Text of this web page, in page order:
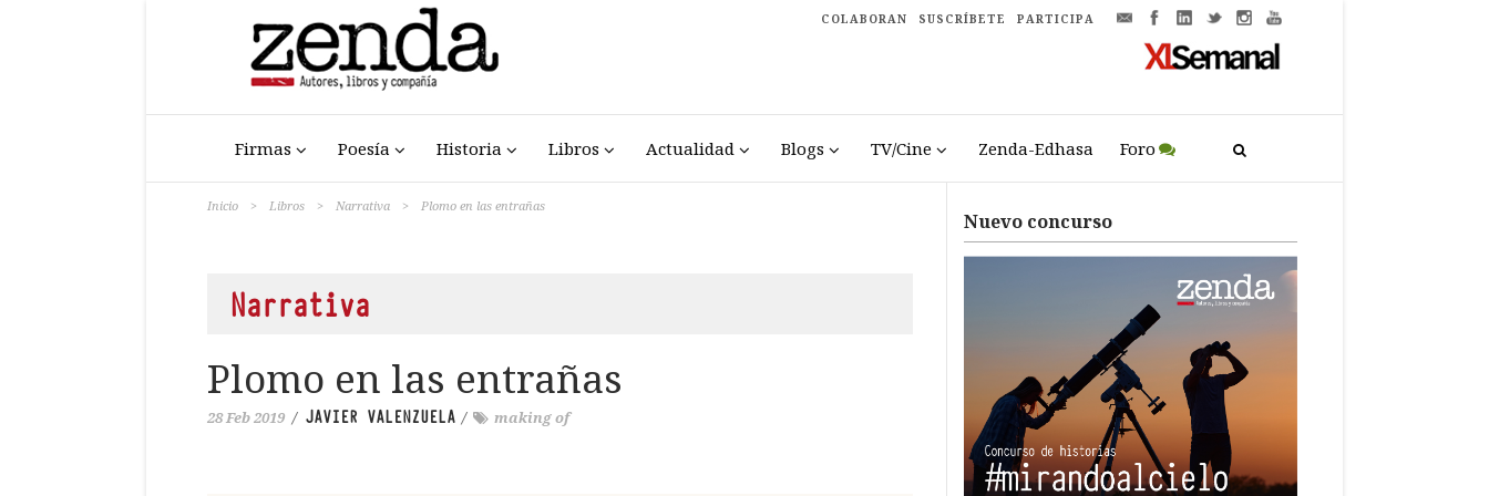
COLABORAN SUSCRÍBETE PARTICIPA
Firmas Poesía Historia Libros Actualidad Blogs TV/Cine Zenda-Edhasa Foro
Inicio > Libros > Narrativa > Plomo en las entrañas
Narrativa
Plomo en las entrañas
28 Feb 2019 / JAVIER VALENZUELA / making of
Nuevo concurso